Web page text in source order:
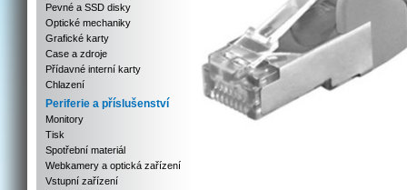
Pevné a SSD disky
Optické mechaniky
Grafické karty
Case a zdroje
Přídavné interní karty
Chlazení
Periferie a příslušenství
Monitory
Tisk
Spotřební materiál
Webkamery a optická zařízení
Vstupní zařízení